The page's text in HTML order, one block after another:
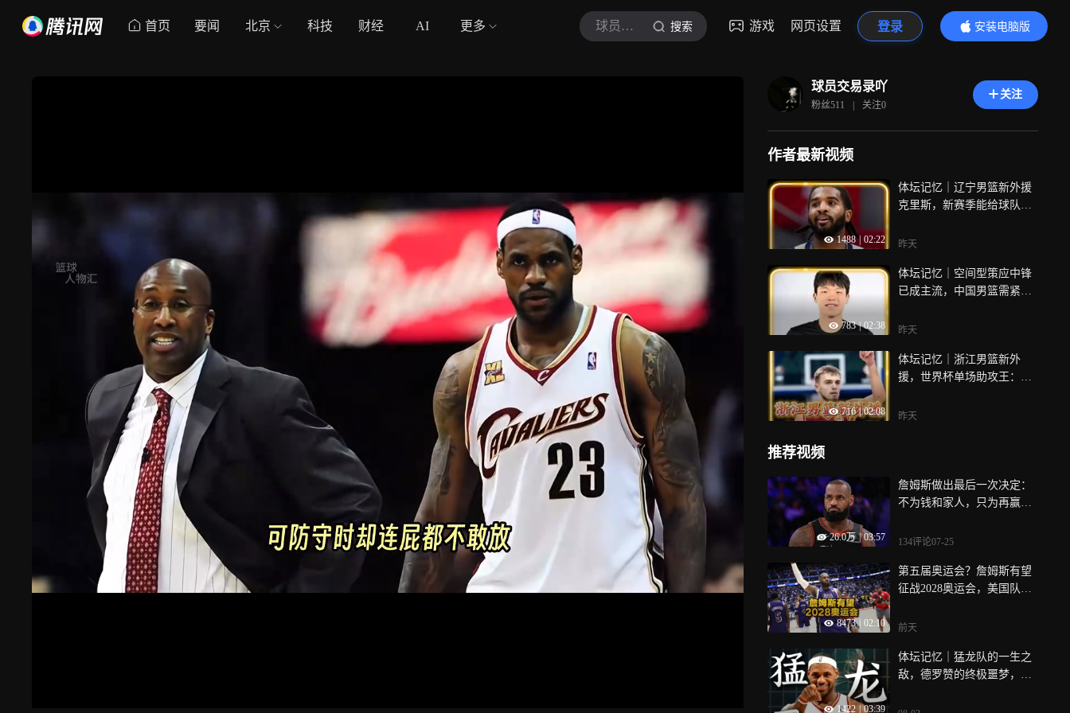
首页 要闻 北京 科技 财经 AI 更多 球员交易录吖 搜索 游戏 网页设置 登录
安装电脑版
内容更精彩
球员交易录吖
粉丝511 | 关注0
关注
作者最新视频
1488 | 02:22
体坛记忆｜辽宁男篮新外援
克里斯，新赛季能给球队带
昨天
783 | 02:38
体坛记忆｜空间型策应中锋
已成主流，中国男篮需紧跟
昨天
716 | 02:08
体坛记忆｜浙江男篮新外
援，世界杯单场助攻王：扎
昨天
推荐视频
26.0万 | 03:57
詹姆斯做出最后一次决定：
不为钱和家人，只为再赢一
134评论07-25
8473 02:10
第五届奥运会？詹姆斯有望
征战2028奥运会，美国队专
前天
1422 03:39
体坛记忆｜猛龙队的一生之
敌，德罗赞的终极噩梦，东